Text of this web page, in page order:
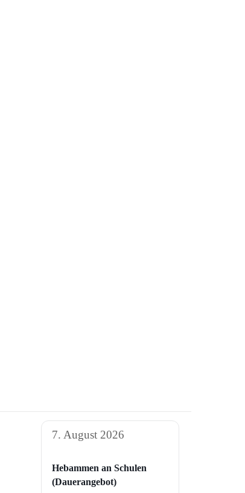
7. August 2026
Hebammen an Schulen
(Dauerangebot)